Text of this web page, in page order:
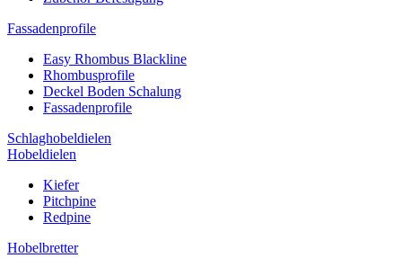
Fassadenprofile
Easy Rhombus Blackline
Rhombusprofile
Deckel Boden Schalung
Fassadenprofile
Schlaghobeldielen
Hobeldielen
Kiefer
Pitchpine
Redpine
Hobelbretter